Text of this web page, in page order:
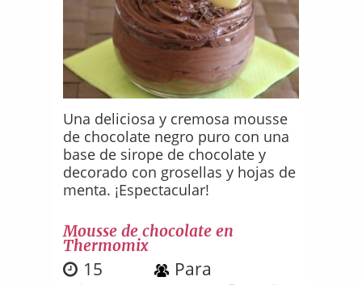
Una deliciosa y cremosa mousse
de chocolate negro puro con una
base de sirope de chocolate y
decorado con grosellas y hojas de
menta. ¡Espectacular!
Mousse de chocolate en
Thermomix
15
Para